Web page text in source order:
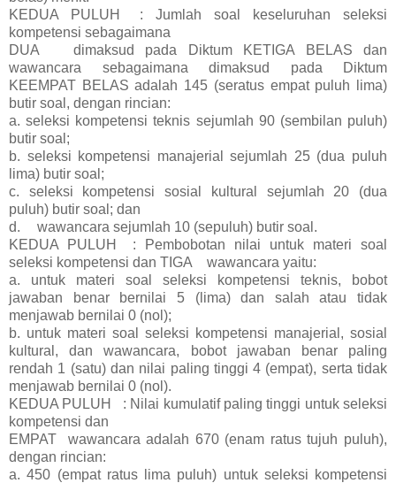
KEDUA PULUH
: Jumlah soal keseluruhan seleksi
kompetensi sebagaimana
DUA
dimaksud pada Diktum KETIGA BELAS dan
wawancara sebagaimana dimaksud pada Diktum
KEEMPAT BELAS adalah 145 (seratus empat puluh lima)
butir soal, dengan rincian:
a. seleksi kompetensi teknis sejumlah 90 (sembilan puluh)
butir soal;
b. seleksi kompetensi manajerial sejumlah 25 (dua puluh
lima) butir soal;
c. seleksi kompetensi sosial kultural sejumlah 20 (dua
puluh) butir soal; dan
d.
wawancara sejumlah 10 (sepuluh) butir soal.
KEDUA PULUH
: Pembobotan nilai untuk materi soal
seleksi kompetensi dan TIGA
wawancara yaitu:
a. untuk materi soal seleksi kompetensi teknis, bobot
jawaban benar bernilai 5 (lima) dan salah atau tidak
menjawab bernilai 0 (nol);
b. untuk materi soal seleksi kompetensi manajerial, sosial
kultural, dan wawancara, bobot jawaban benar paling
rendah 1 (satu) dan nilai paling tinggi 4 (empat), serta tidak
menjawab bernilai 0 (nol).
KEDUA PULUH
: Nilai kumulatif paling tinggi untuk seleksi
kompetensi dan
EMPAT
wawancara adalah 670 (enam ratus tujuh puluh),
dengan rincian:
a. 450 (empat ratus lima puluh) untuk seleksi kompetensi